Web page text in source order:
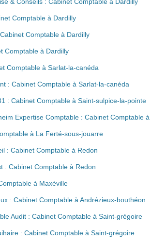
Comptable à Dardilly
Comptable à Dardilly
Comptable à Dardilly
Comptable à Sarlat-la-canéda
: Cabinet Comptable à Sarlat-la-canéda
: Cabinet Comptable à Saint-sulpice-la-pointe
Expertise Comptable : Cabinet Comptable
à La Ferté-sous-jouarre
: Cabinet Comptable à Redon
: Cabinet Comptable à Redon
à Maxéville
: Cabinet Comptable à Andrézieux-bouthéon
Audit : Cabinet Comptable à Saint-grégoire
: Cabinet Comptable à Saint-grégoire